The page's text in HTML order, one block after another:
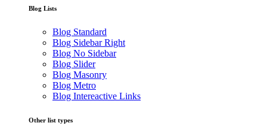
Blog Lists
Blog Standard
Blog Sidebar Right
Blog No Sidebar
Blog Slider
Blog Masonry
Blog Metro
Blog Intereactive Links
Other list types